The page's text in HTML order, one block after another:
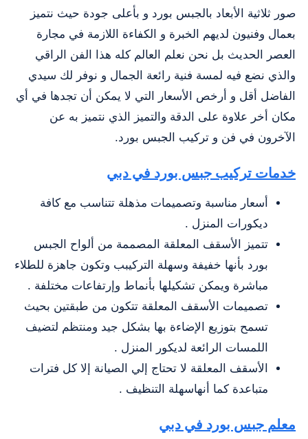
صور ثلاثية الأبعاد بالجبس بورد و بأعلى جودة حيث نتميز
بعمال وفنيون لديهم الخبرة و الكفاءة اللازمة في مجارة
العصر الحديث بل نحن نعلم العالم كله هذا الفن الراقي
والذي نضع فيه لمسة فنية رائعة الجمال و نوفر لك سيدي
الفاضل أقل و أرخص الأسعار التي لا يمكن أن تجدها في أي
مكان أخر علاوة على الدقة والتميز الذي نتميز به عن
الآخرون في فن و تركيب الجبس بورد.
خدمات تركيب جبس بورد في دبي
أسعار مناسبة وتصميمات مذهلة تتناسب مع كافة
ديكورات المنزل .
تتميز الأسقف المعلقة المصممة من ألواح الجبس
بورد بأنها خفيفة وسهلة التركيبب وتكون جاهزة للطلاء
مباشرة ويمكن تشكيلها بأنماط وإرتفاعات مختلفة .
تصميمات الأسقف المعلقة تتكون من طبقتين بحيث
تسمح بتوزيع الإضاءة بها بشكل جيد ومنتظم لتضيف
اللمسات الرائعة لديكور المنزل .
الأسقف المعلقة لا تحتاج إلي الصيانة إلا كل فترات
متباعدة كما أنهاسهلة التنظيف .
معلم جبس بورد في دبي